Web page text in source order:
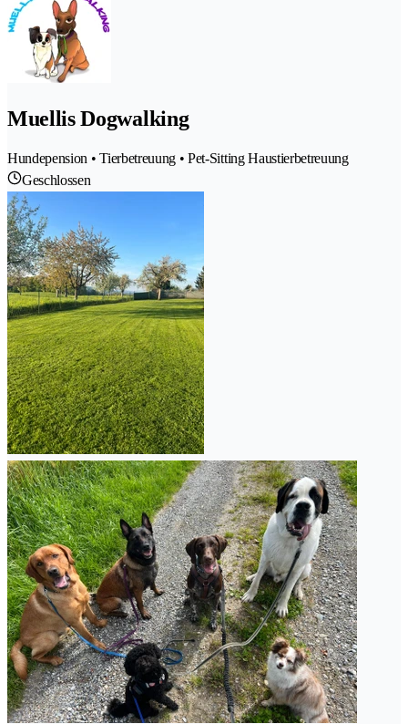
Muellis Dogwalking
Hundepension • Tierbetreuung • Pet-Sitting Haustierbetreuung
Geschlossen